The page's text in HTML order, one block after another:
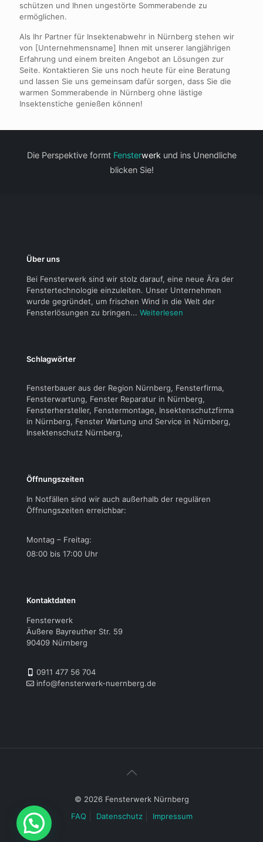
schützen und Ihnen ungestörte Sommerabende zu
ermöglichen.
Als Ihr Partner für Insektenabwehr in Nürnberg stehen wir
von [Unternehmensname] Ihnen mit unserer langjährigen
Erfahrung und einem breiten Angebot an Lösungen zur
Seite. Kontaktieren Sie uns noch heute für eine Beratung
und lassen Sie uns gemeinsam dafür sorgen, dass Sie die
warmen Sommerabende in Nürnberg ohne lästige
Insektenstiche genießen können!
Die Perspektive formt Fensterwerk und ins Unendliche
blicken Sie!
Über uns
Bei Fensterwerk sind wir stolz darauf, eine neue Ära der
Fenstertechnologie einzuleiten. Unser Unternehmen
wurde gegründet, um frischen Wind in die Welt der
Fensterlösungen zu bringen... Weiterlesen
Schlagwörter
Fensterbauer aus der Region Nürnberg, Fensterfirma,
Fensterwartung, Fenster Reparatur in Nürnberg,
Fensterhersteller, Fenstermontage, Insektenschutzfirma
in Nürnberg, Fenster Wartung und Service in Nürnberg,
Insektenschutz Nürnberg,
Öffnungszeiten
In Notfällen sind wir auch außerhalb der regulären
Öffnungszeiten erreichbar:
Montag – Freitag:
08:00 bis 17:00 Uhr
Kontaktdaten
Fensterwerk
Äußere Bayreuther Str. 59
90409 Nürnberg
0911 477 56 704
info@fensterwerk-nuernberg.de
© 2026 Fensterwerk Nürnberg
FAQ
Datenschutz Impressum